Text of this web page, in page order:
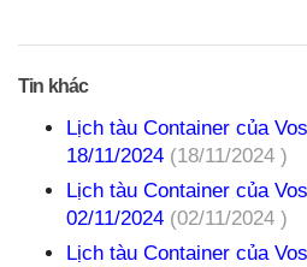
Tin khác
Lịch tàu Container của
18/11/2024 (18/11/2024 )
Lịch tàu Container của
02/11/2024 (02/11/2024 )
Lịch tàu Container của